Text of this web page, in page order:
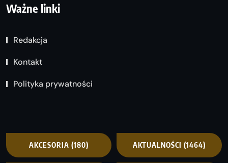
Ważne linki
Redakcja
Kontakt
Polityka prywatności
AKCESORIA (180) AKTUALNOŚCI (1464)